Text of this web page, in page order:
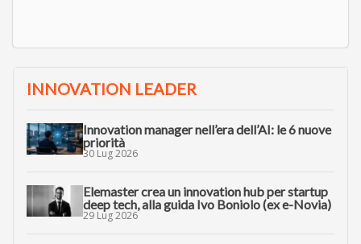
INNOVATION LEADER
Innovation manager nell’era dell’AI: le 6 nuove
priorità
30 Lug 2026
Elemaster crea un innovation hub per startup
deep tech, alla guida Ivo Boniolo (ex e-Novia)
29 Lug 2026